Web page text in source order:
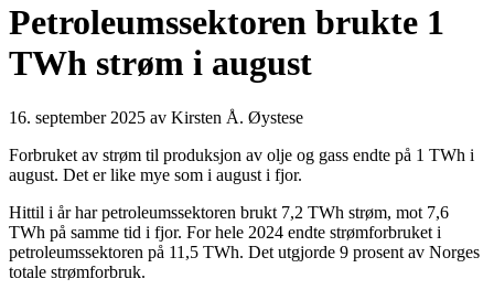
Petroleumssektoren brukte 1
TWh strøm i august
16. september 2025 av Kirsten Å. Øystese
Forbruket av strøm til produksjon av olje og gass endte på 1 TWh i
august. Det er like mye som i august i fjor.
Hittil i år har petroleumssektoren brukt 7,2 TWh strøm, mot 7,6
TWh på samme tid i fjor. For hele 2024 endte strømforbruket i
petroleumssektoren på 11,5 TWh. Det utgjorde 9 prosent av Norges
totale strømforbruk.